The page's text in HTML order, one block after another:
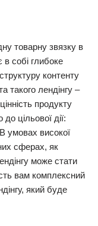
товарну звязку в
в собі глибоке
контенту
такого лендінгу –
продукту
цільової дії:
умовах високої
сферах, як
може стати
вам комплексний
який буде